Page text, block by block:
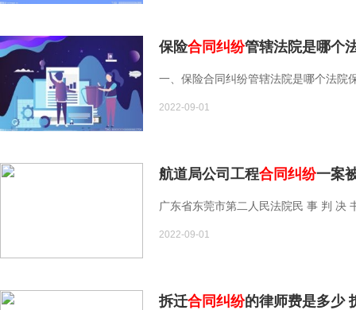
保险合同纠纷管辖法院是哪个
一、保险合同纠纷管辖法院是哪个法院
2022-09-01
航道局公司工程合同纠纷一案
广东省东莞市第二人民法院民 事 判 决
2022-09-01
拆迁合同纠纷的律师费是多少